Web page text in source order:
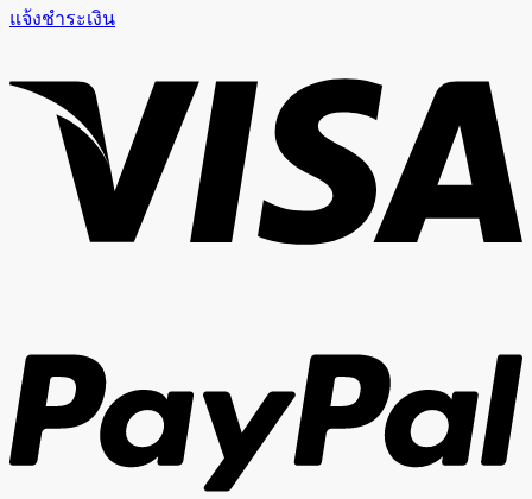
แจ้งชำระเงิน